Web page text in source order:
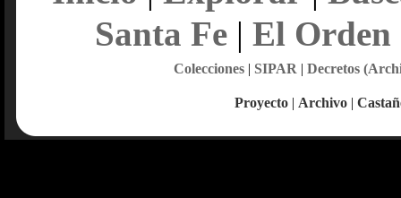
Santa Fe| El Orden
Colecciones| SIPAR | Decretos
Proyecto | Archivo |